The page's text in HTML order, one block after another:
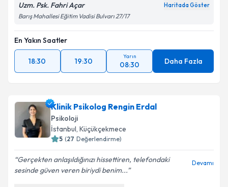
Uzm. Psk. Fahri Açar Haritada Göster
Barış Mahallesi Eğitim Vadisi Bulvarı 27/17
En Yakın Saatler
18:30 19:30
Yarın
08:30 Daha Fazla
Klinik Psikolog Rengin Erdal
Psikoloji
İstanbul, Küçükçekmece
5 (27 Değerlendirme)
Gerçekten anlaşıldığınızı hissettiren, telefondaki
sesinde güven veren biriydi benim...
Devamı